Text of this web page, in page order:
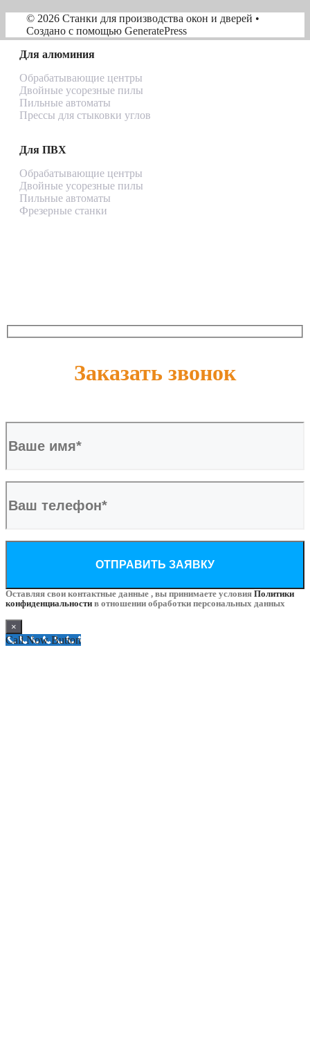
© 2026 Станки для производства окон и дверей •
Создано с помощью GeneratePress
Для алюминия
Обрабатывающие центры
Двойные усорезные пилы
Пильные автоматы
Прессы для стыковки углов
Для ПВХ
Обрабатывающие центры
Двойные усорезные пилы
Пильные автоматы
Фрезерные станки
Заказать звонок
Оставляя свои контактные данные , вы принимаете условия Политики
конфиденциальности в отношении обработки персональных данных
×
Call Now Button